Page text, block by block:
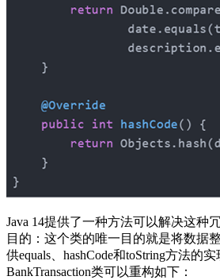
Java 14提供了一种方法可以解决这种
目的：这个类的唯一目的就是将数据
供equals、hashCode和toString方法的实
BankTransaction类可以重构如下：